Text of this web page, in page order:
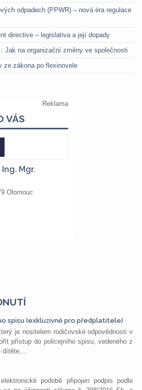
odpadech (PPWR) – nová éra regulace
directive – legislativa a její dopady
Jak na organizační změny ve společnosti
ze zákona po flexinovele
spisu (exkluzivně pro předplatitele)
je nositelem rodičovské odpovědnosti v
přístup do policejního spisu, vedeného z
dítěte,...
podobě připojen podpis podle